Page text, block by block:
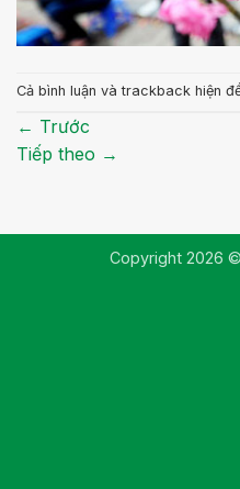
Cả bình luận và trackback hiện
← Trước
Tiếp theo →
Copyright 2026